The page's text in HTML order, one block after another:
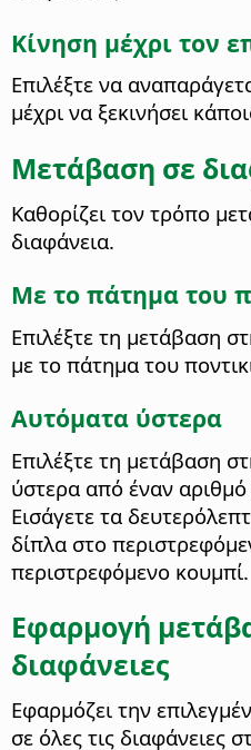
Κίνηση μέχρι τον
Επιλέξτε να
μέχρι να ξεκινήσει
Μετάβαση σε
Καθορίζει τον τρόπο
διαφάνεια.
Με το πάτημα του
Επιλέξτε τη μετάβαση
με το πάτημα του
Αυτόματα ύστερα
Επιλέξτε τη μετάβαση
ύστερα από έναν
Εισάγετε τα
δίπλα στο
περιστρεφόμενο κουμπί.
Εφαρμογή
διαφάνειες
Εφαρμόζει την
σε όλες τις διαφάνειες